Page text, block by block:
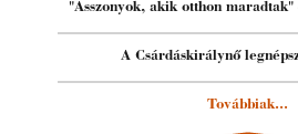
"Asszonyok, akik otthon maradtak"
A Csárdáskirálynő
Továbbiak...